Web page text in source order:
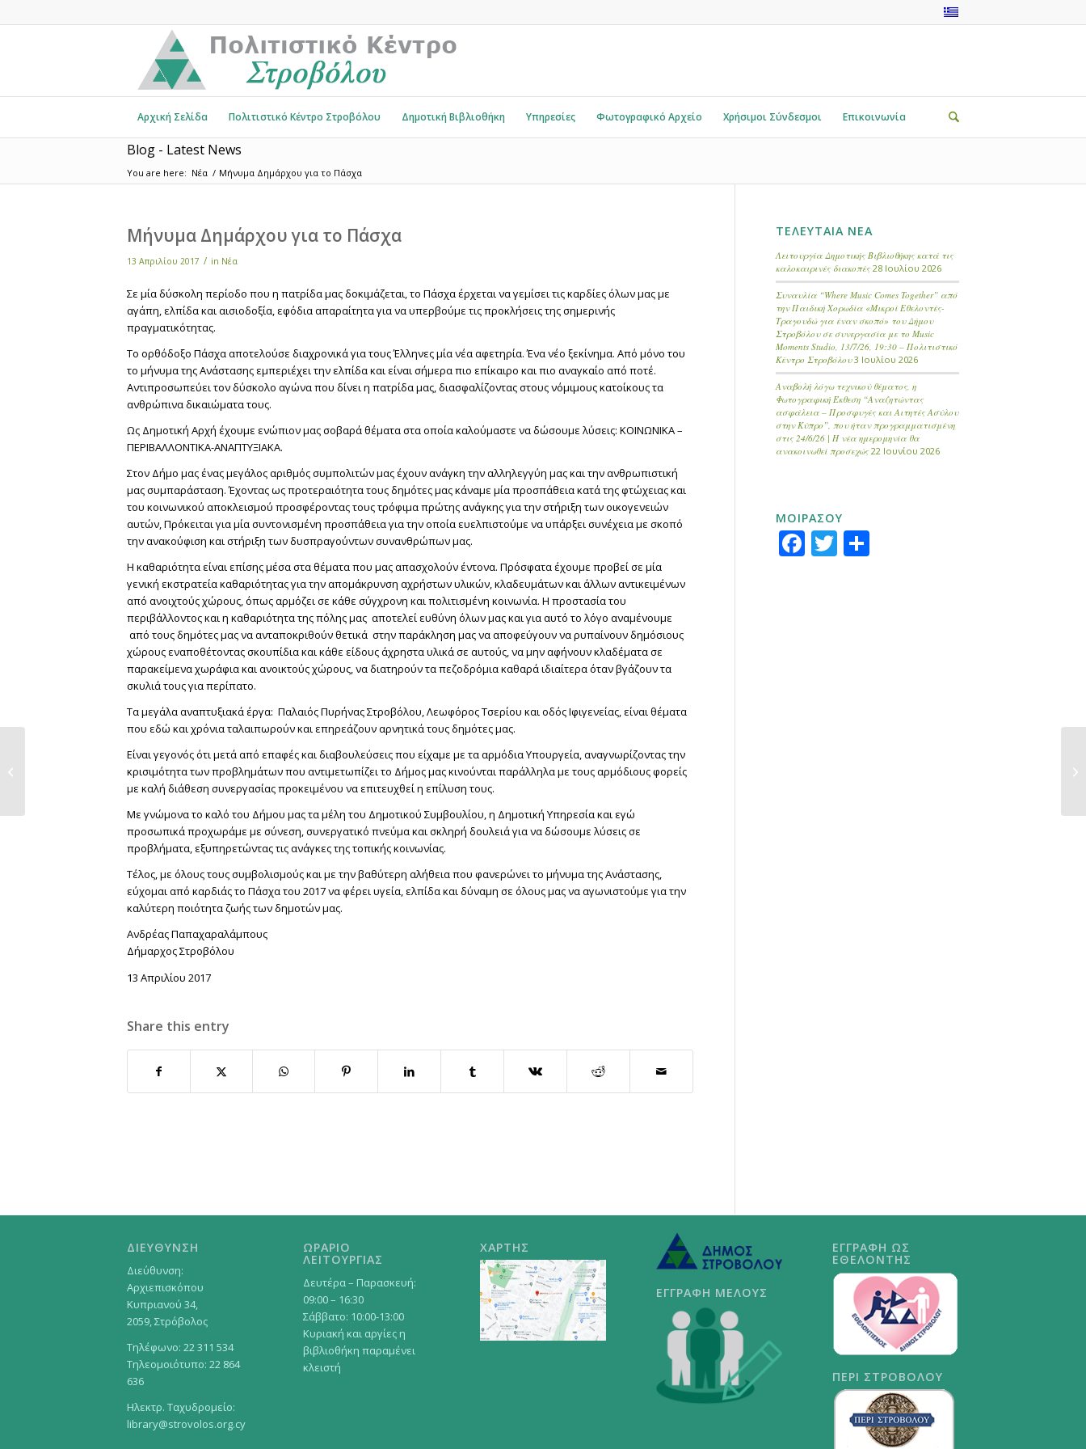
Αρχική Σελίδα Πολιτιστικό Κέντρο Στροβόλου Δημοτική Βιβλιοθήκη Υπηρεσίες Φωτογραφικό Αρχείο Χρήσιμοι Σύνδεσμοι Επικοινωνία
Blog - Latest News
You are here: Νέα / Μήνυμα Δημάρχου για το Πάσχα
Μήνυμα Δημάρχου για το Πάσχα
13 Απριλίου 2017 / in Νέα
Σε μία δύσκολη περίοδο που η πατρίδα μας δοκιμάζεται, το Πάσχα έρχεται να γεμίσει τις καρδίες όλων μας με
αγάπη, ελπίδα και αισιοδοξία, εφόδια απαραίτητα για να υπερβούμε τις προκλήσεις της σημερινής
πραγματικότητας.
Το ορθόδοξο Πάσχα αποτελούσε διαχρονικά για τους Έλληνες μία νέα αφετηρία. Ένα νέο ξεκίνημα. Από μόνο του
το μήνυμα της Ανάστασης εμπεριέχει την ελπίδα και είναι σήμερα πιο επίκαιρο και πιο αναγκαίο από ποτέ.
Αντιπροσωπεύει τον δύσκολο αγώνα που δίνει η πατρίδα μας, διασφαλίζοντας στους νόμιμους κατοίκους τα
ανθρώπινα δικαιώματα τους.
Ως Δημοτική Αρχή έχουμε ενώπιον μας σοβαρά θέματα στα οποία καλούμαστε να δώσουμε λύσεις: ΚΟΙΝΩΝΙΚΑ –
ΠΕΡΙΒΑΛΛΟΝΤΙΚΑ-ΑΝΑΠΤΥΞΙΑΚΑ.
Στον Δήμο μας ένας μεγάλος αριθμός συμπολιτών μας έχουν ανάγκη την αλληλεγγύη μας και την ανθρωπιστική
μας συμπαράσταση. Έχοντας ως προτεραιότητα τους δημότες μας κάναμε μία προσπάθεια κατά της φτώχειας και
του κοινωνικού αποκλεισμού προσφέροντας τους τρόφιμα πρώτης ανάγκης για την στήριξη των οικογενειών
αυτών, Πρόκειται για μία συντονισμένη προσπάθεια για την οποία ευελπιστούμε να υπάρξει συνέχεια με σκοπό
την ανακούφιση και στήριξη των δυσπραγούντων συνανθρώπων μας.
Η καθαριότητα είναι επίσης μέσα στα θέματα που μας απασχολούν έντονα. Πρόσφατα έχουμε προβεί σε μία
γενική εκστρατεία καθαριότητας για την απομάκρυνση αχρήστων υλικών, κλαδευμάτων και άλλων αντικειμένων
από ανοιχτούς χώρους, όπως αρμόζει σε κάθε σύγχρονη και πολιτισμένη κοινωνία. Η προστασία του
περιβάλλοντος και η καθαριότητα της πόλης μας αποτελεί ευθύνη όλων μας και για αυτό το λόγο αναμένουμε
από τους δημότες μας να ανταποκριθούν θετικά στην παράκληση μας να αποφεύγουν να ρυπαίνουν δημόσιους
χώρους εναποθέτοντας σκουπίδια και κάθε είδους άχρηστα υλικά σε αυτούς, να μην αφήνουν κλαδέματα σε
παρακείμενα χωράφια και ανοικτούς χώρους, να διατηρούν τα πεζοδρόμια καθαρά ιδιαίτερα όταν βγάζουν τα
σκυλιά τους για περίπατο.
Τα μεγάλα αναπτυξιακά έργα: Παλαιός Πυρήνας Στροβόλου, Λεωφόρος Τσερίου και οδός Ιφιγενείας, είναι θέματα
που εδώ και χρόνια ταλαιπωρούν και επηρεάζουν αρνητικά τους δημότες μας.
Είναι γεγονός ότι μετά από επαφές και διαβουλεύσεις που είχαμε με τα αρμόδια Υπουργεία, αναγνωρίζοντας την
κρισιμότητα των προβλημάτων που αντιμετωπίζει το Δήμος μας κινούνται παράλληλα με τους αρμόδιους φορείς
με καλή διάθεση συνεργασίας προκειμένου να επιτευχθεί η επίλυση τους.
Με γνώμονα το καλό του Δήμου μας τα μέλη του Δημοτικού Συμβουλίου, η Δημοτική Υπηρεσία και εγώ
προσωπικά προχωράμε με σύνεση, συνεργατικό πνεύμα και σκληρή δουλειά για να δώσουμε λύσεις σε
προβλήματα, εξυπηρετώντας τις ανάγκες της τοπικής κοινωνίας.
Τέλος, με όλους τους συμβολισμούς και με την βαθύτερη αλήθεια που φανερώνει το μήνυμα της Ανάστασης,
εύχομαι από καρδιάς το Πάσχα του 2017 να φέρει υγεία, ελπίδα και δύναμη σε όλους μας να αγωνιστούμε για την
καλύτερη ποιότητα ζωής των δημοτών μας.
Ανδρέας Παπαχαραλάμπους
Δήμαρχος Στροβόλου
13 Απριλίου 2017
Share this entry
ΤΕΛΕΥΤΑΙΑ ΝΕΑ
Λειτουργία Δημοτικής Βιβλιοθήκης κατά τις
καλοκαιρινές διακοπές 28 Ιουλίου 2026
Συναυλία “Where Music Comes Together” από
την Παιδική Χορωδία «Μικροί Εθελοντές-
Τραγουδώ για έναν σκοπό» του Δήμου
Στροβόλου σε συνεργασία με το Music
Moments Studio, 13/7/26, 19:30 – Πολιτιστικό
Κέντρο Στροβόλου 3 Ιουλίου 2026
Αναβολή λόγω τεχνικού θέματος, η
Φωτογραφική Έκθεση “Αναζητώντας
ασφάλεια – Προσφυγές και Αιτητές Ασύλου
στην Κύπρο”, που ήταν προγραμματισμένη
στις 24/6/26 | Η νέα ημερομηνία θα
ανακοινωθεί προσεχώς 22 Ιουνίου 2026
ΜΟΙΡΑΣΟΥ
Facebook
Twitter
Μοιραστείτε
ΔΙΕΥΘΥΝΣΗ
Διεύθυνση:
Αρχιεπισκόπου
Κυπριανού 34,
2059, Στρόβολος
Τηλέφωνο: 22 311 534
Τηλεομοιότυπο: 22 864
636
Ηλεκτρ. Ταχυδρομείο:
library@strovolos.org.cy
ΩΡΑΡΙΟ
ΛΕΙΤΟΥΡΓΙΑΣ
Δευτέρα – Παρασκευή:
09:00 – 16:30
Σάββατο: 10:00-13:00
Κυριακή και αργίες η
βιβλιοθήκη παραμένει
κλειστή
ΧΑΡΤΗΣ
ΕΓΓΡΑΦΗ ΜΕΛΟΥΣ
ΕΓΓΡΑΦΗ ΩΣ
ΕΘΕΛΟΝΤΗΣ
ΠΕΡΙ ΣΤΡΟΒΟΛΟΥ
Φιλαναγνωσίας Δημ.